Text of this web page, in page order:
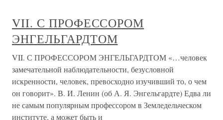
VII. С ПРОФЕССОРОМ
ЭНГЕЛЬГАРДТОМ
VII. С ПРОФЕССОРОМ ЭНГЕЛЬГАРДТОМ «…человек
замечательной наблюдательности, безусловной
искренности, человек, превосходно изучивший то, о чем
он говорит». В. И. Ленин (об А. Я. Энгельгардте) Едва ли
не самым популярным профессором в Земледельческом
институте, а может быть и